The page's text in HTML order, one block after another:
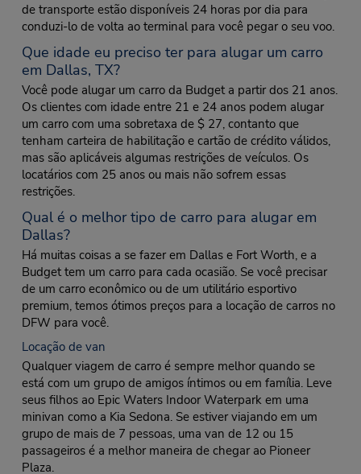
de transporte estão disponíveis 24 horas por dia para
conduzi-lo de volta ao terminal para você pegar o seu voo.
Que idade eu preciso ter para alugar um carro
em Dallas, TX?
Você pode alugar um carro da Budget a partir dos 21 anos.
Os clientes com idade entre 21 e 24 anos podem alugar
um carro com uma sobretaxa de $ 27, contanto que
tenham carteira de habilitação e cartão de crédito válidos,
mas são aplicáveis algumas restrições de veículos. Os
locatários com 25 anos ou mais não sofrem essas
restrições.
Qual é o melhor tipo de carro para alugar em
Dallas?
Há muitas coisas a se fazer em Dallas e Fort Worth, e a
Budget tem um carro para cada ocasião. Se você precisar
de um carro econômico ou de um utilitário esportivo
premium, temos ótimos preços para a locação de carros no
DFW para você.
Locação de van
Qualquer viagem de carro é sempre melhor quando se
está com um grupo de amigos íntimos ou em família. Leve
seus filhos ao Epic Waters Indoor Waterpark em uma
minivan como a Kia Sedona. Se estiver viajando em um
grupo de mais de 7 pessoas, uma van de 12 ou 15
passageiros é a melhor maneira de chegar ao Pioneer
Plaza.